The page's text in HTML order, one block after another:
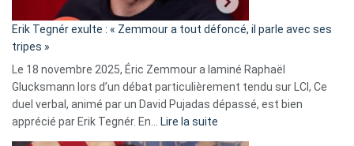
«
C’est
fake
news
»
Erik Tegnér exulte : « Zemmour a tout défoncé, il parle avec ses
tripes »
Le 18 novembre 2025, Éric Zemmour a laminé Raphaël
Glucksmann lors d’un débat particulièrement tendu sur LCI, Ce
duel verbal, animé par un David Pujadas dépassé, est bien
apprécié par Erik Tegnér. En…
Lire la suite